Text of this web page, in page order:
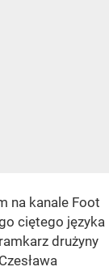
na kanale Foot
ciętego języka
drużyny